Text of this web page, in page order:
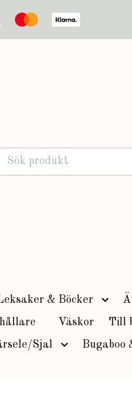
& Böcker
Väskor Till
Sjal
Bugaboo